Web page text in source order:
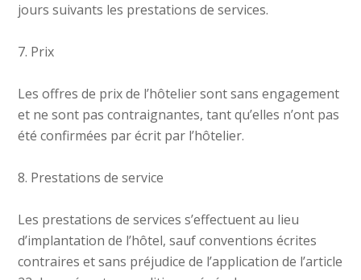
jours suivants les prestations de services.
7. Prix
Les offres de prix de l’hôtelier sont sans engagement
et ne sont pas contraignantes, tant qu’elles n’ont pas
été confirmées par écrit par l’hôtelier.
8. Prestations de service
Les prestations de services s’effectuent au lieu
d’implantation de l’hôtel, sauf conventions écrites
contraires et sans préjudice de l’application de l’article